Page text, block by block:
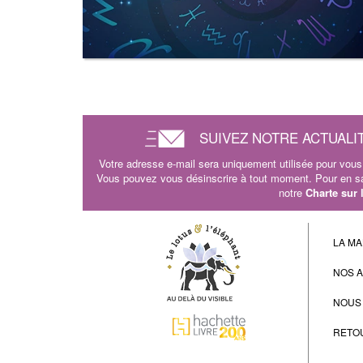
SUIVEZ NOTRE
Votre adresse e-mail sera uniquement utilisée pour
Vous pouvez vous désinscrire à tout moment. Pour en
notre Charte sur
LA
NOS